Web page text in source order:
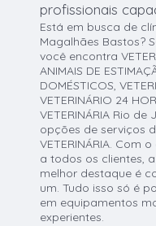
profissionais
Está em busca de
Magalhães Bastos?
você encontra
ANIMAIS DE
DOMÉSTICOS,
VETERINÁRIO 24
VETERINÁRIA Rio
opções de serviços
VETERINÁRIA. Com
a todos os clientes,
melhor destaque é
um. Tudo isso só é
em equipamentos
experientes.